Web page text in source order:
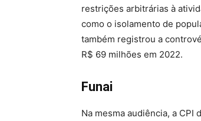
restrições arbitrárias à
como o isolamento de
também registrou a
R$ 69 milhões em 2022.
Funai
Na mesma audiência, a CPI